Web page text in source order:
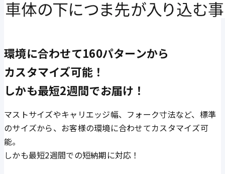
環境に合わせて160パターンから
カスタマイズ可能！
しかも最短2週間でお届け！
マストサイズやキャリエッジ幅、フォーク寸法など、標準
のサイズから、お客様の環境に合わせてカスタマイズ可
能。
しかも最短2週間での短納期に対応！